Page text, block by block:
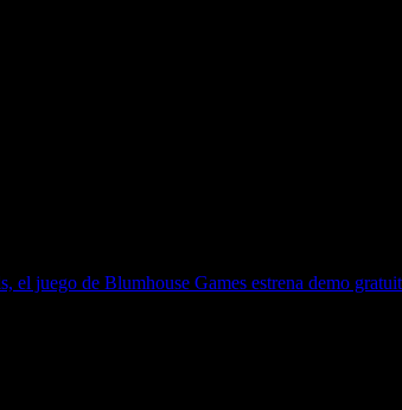
el juego de Blumhouse Games estrena demo